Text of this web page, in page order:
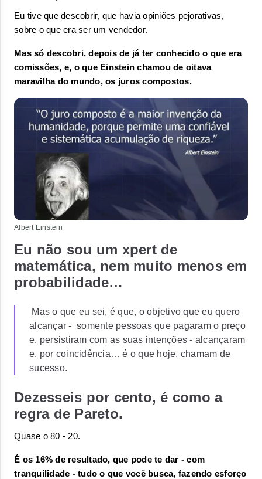
Eu tive que descobrir, que havia opiniões pejorativas,
sobre o que era ser um vendedor.
Mas só descobri, depois de já ter conhecido o que era
comissões, e, o que Einstein chamou de oitava
maravilha do mundo, os juros compostos.
Albert Einstein
Eu não sou um xpert de
matemática, nem muito menos em
probabilidade…
Mas o que eu sei, é que, o objetivo que eu quero
alcançar - somente pessoas que pagaram o preço
e, persistiram com as suas intenções - alcançaram
e, por coincidência… é o que hoje, chamam de
sucesso.
Dezesseis por cento, é como a
regra de Pareto.
Quase o 80 - 20.
É os 16% de resultado, que pode te dar - com
tranquilidade - tudo o que você busca, fazendo esforço